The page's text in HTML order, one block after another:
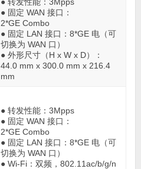
● 固定 WAN 接口：
2*GE Combo
● 固定 LAN 接口：8*GE 电（可
切换为 WAN 口）
● 外形尺寸（H x W x D）：
44.0 mm x 300.0 mm x 216.4
mm
● 转发性能：3Mpps
● 固定 WAN 接口：
2*GE Combo
● 固定 LAN 接口：8*GE 电（可
切换为 WAN 口）
● Wi-Fi：双频，802.11ac/b/g/n